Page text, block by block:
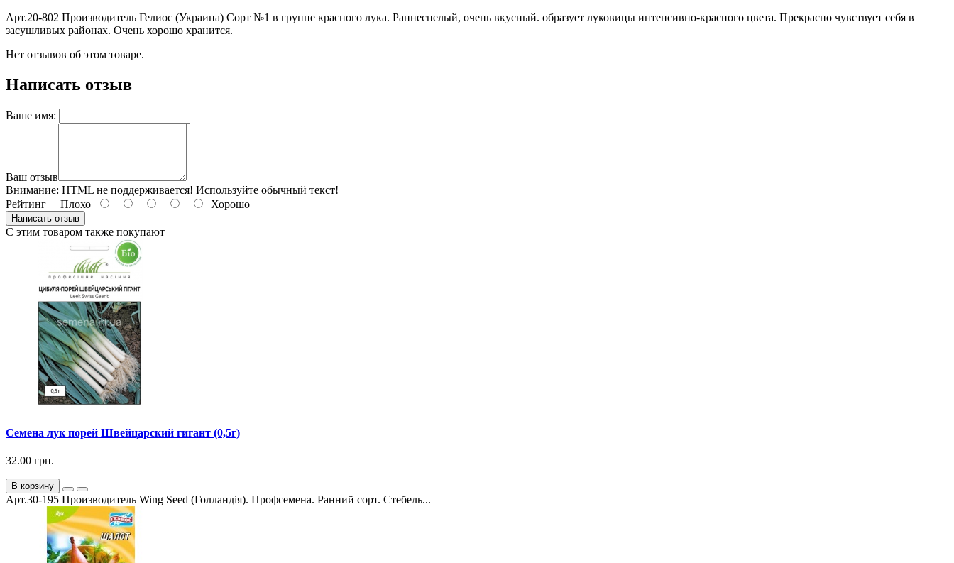
Арт.20-802 Производитель Гелиос (Украина) Сорт №1 в группе красного лука. Раннеспелый, очень вкусный. образует луковицы интенсивно-красного цвета. Прекрасно чувствует себя в
засушливых районах. Очень хорошо хранится.
Нет отзывов об этом товаре.
Написать отзыв
Ваше имя:
Ваш отзыв
Внимание: HTML не поддерживается! Используйте обычный текст!
Рейтинг Плохо Хорошо
Написать отзыв
С этим товаром также покупают
Семена лук порей Швейцарский гигант (0,5г)
32.00 грн.
В корзину
Арт.30-195 Производитель Wing Seed (Голландія). Профсемена. Ранний сорт. Стебель...